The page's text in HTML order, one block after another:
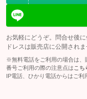
お気軽にどうぞ。問合せ後
ドレスは販売店に公開されま
※無料電話をご利用の場合は、
番号ご利用の際の注意点は こち
IP電話、ひかり電話からはご利